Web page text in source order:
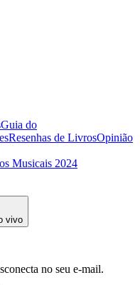
Guia do
Resenhas de LivrosOpinião
Musicais 2024
vivo
no seu e-mail.